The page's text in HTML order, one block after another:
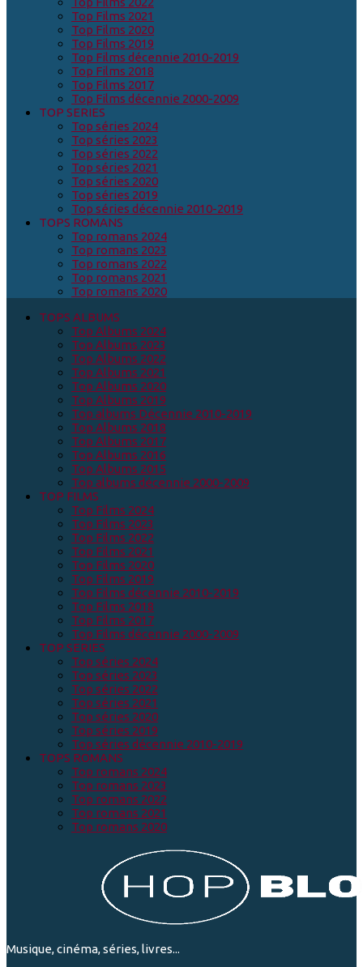
Top Films 2021
Top Films 2020
Top Films 2019
Top Films décennie 2010-2019
Top Films 2018
Top Films 2017
Top Films décennie 2000-2009
TOP SERIES
Top séries 2024
Top séries 2023
Top séries 2022
Top séries 2021
Top séries 2020
Top séries 2019
Top séries décennie 2010-2019
TOPS ROMANS
Top romans 2024
Top romans 2023
Top romans 2022
Top romans 2021
Top romans 2020
TOPS ALBUMS
Top Albums 2024
Top Albums 2023
Top Albums 2022
Top Albums 2021
Top Albums 2020
Top Albums 2019
Top albums Décennie 2010-2019
Top Albums 2018
Top Albums 2017
Top Albums 2016
Top Albums 2015
Top albums décennie 2000-2009
TOP FILMS
Top Films 2024
Top Films 2023
Top Films 2022
Top Films 2021
Top Films 2020
Top Films 2019
Top Films décennie 2010-2019
Top Films 2018
Top Films 2017
Top Films décennie 2000-2009
TOP SERIES
Top séries 2024
Top séries 2023
Top séries 2022
Top séries 2021
Top séries 2020
Top séries 2019
Top séries décennie 2010-2019
TOPS ROMANS
Top romans 2024
Top romans 2023
Top romans 2022
Top romans 2021
Top romans 2020
Musique, cinéma, séries, livres...